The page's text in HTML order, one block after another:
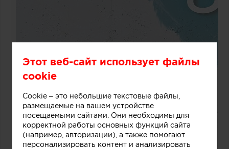
Этот веб-сайт использует файлы
cookie
Cookie – это небольшие текстовые файлы,
размещаемые на вашем устройстве
посещаемыми сайтами. Они необходимы для
корректной работы основных функций сайта
(например, авторизации), а также помогают
персонализировать контент и анализировать